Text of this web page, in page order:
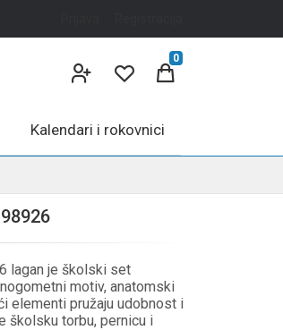
0
Kalendari i rokovnici
lagan je školski set
motiv, anatomski
elementi pružaju udobnost i
školsku torbu, pernicu i